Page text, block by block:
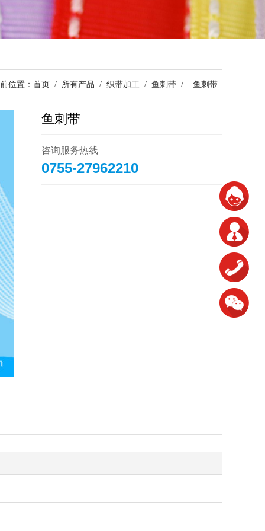
位置： 首页 / 所有产品 / 织带加工 / 鱼刺带 / 鱼刺带
鱼刺带
咨询服务热线
0755-27962210